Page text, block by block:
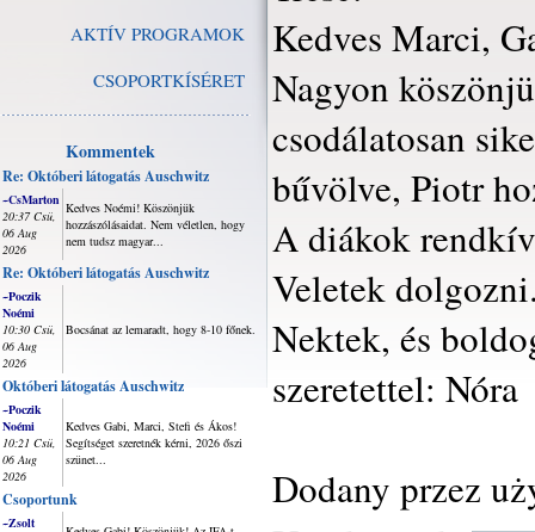
AKTÍV PROGRAMOK
CSOPORTKÍSÉRET
Kommentek
Re: Októberi látogatás Auschwitz
~CsMarton
20:37 Csü,
06 Aug
2026
Kedves Noémi! Köszönjük
hozzászólásaidat. Nem véletlen, hogy
nem tudsz magyar...
Re: Októberi látogatás Auschwitz
~Poczik
Noémi
10:30 Csü,
06 Aug
2026
Bocsánat az lemaradt, hogy 8-10 főnek.
Októberi látogatás Auschwitz
~Poczik
Noémi
10:21 Csü,
06 Aug
2026
Kedves Gabi, Marci, Stefi és Ákos!
Segítséget szeretnék kérni, 2026 őszi
szünet...
Csoportunk
~Zsolt
Kedves Marci,
Nagyon
csodálatosan
bűvölve, Piotr
A diákok
Veletek
Nektek, és
szeretettel: Nóra
Dodany przez